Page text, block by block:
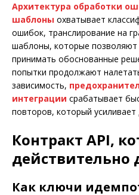
Архитектура обработки
шаблоны охватывает
ошибок, транслирование на
шаблоны, которые позволяют
принимать обоснованные
попытки продолжают
зависимость,
интеграции срабатывает
повторов, который
Контракт API,
действительно
Как ключи